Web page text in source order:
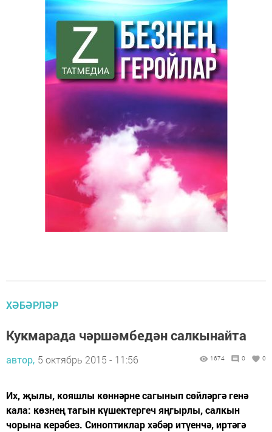
ХӘБӘРЛӘР
Кукмарада чәршәмбедән салкынайта
автор, 5 октябрь 2015 - 11:56 1674 0 0
Их, җылы, кояшлы көннәрне сагынып сөйләргә генә
кала: көзнең тагын күшектергеч яңгырлы, салкын
чорына керәбез. Синоптиклар хәбәр итүенчә, иртәгә